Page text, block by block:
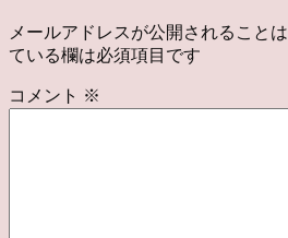
メールアドレスが公開されることは
ている欄は必須項目です
コメント ※